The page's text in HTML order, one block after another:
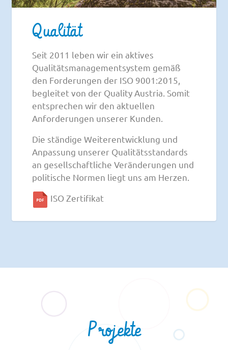
Qualität
Seit 2011 leben wir ein aktives
Qualitätsmanagementsystem gemäß
den Forderungen der ISO 9001:2015,
begleitet von der Quality Austria. Somit
entsprechen wir den aktuellen
Anforderungen unserer Kunden.
Die ständige Weiterentwicklung und
Anpassung unserer Qualitätsstandards
an gesellschaftliche Veränderungen und
politische Normen liegt uns am Herzen.
ISO Zertifikat
Projekte